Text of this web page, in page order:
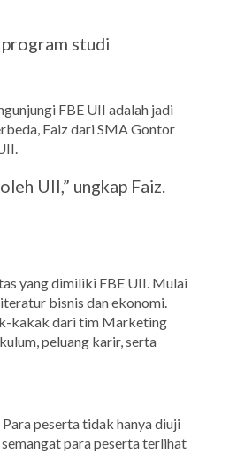
program studi
FBE UII adalah jadi
Faiz dari SMA Gontor
UII,” ungkap Faiz.
yang dimiliki FBE UII. Mulai
bisnis dan ekonomi.
kakak dari tim Marketing
peluang karir, serta
peserta tidak hanya diuji
para peserta terlihat